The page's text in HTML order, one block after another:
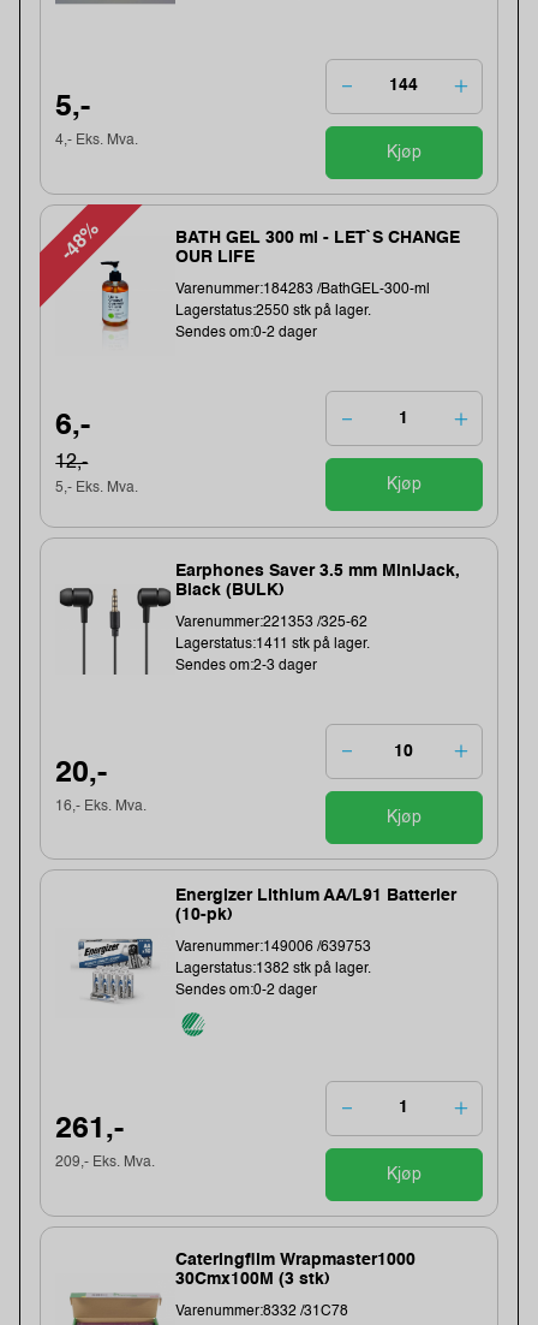
5,-
4,- Eks. Mva.
Kjøp
-48%
BATH GEL 300 ml - LET`S CHANGE
OUR LIFE
Varenummer:184283 /BathGEL-300-ml
Lagerstatus:2550 stk på lager.
Sendes om:0-2 dager
6,-
12,-
5,- Eks. Mva. Kjøp
Earphones Saver 3.5 mm MiniJack,
Black (BULK)
Varenummer:221353 /325-62
Lagerstatus:1411 stk på lager.
Sendes om:2-3 dager
20,-
16,- Eks. Mva.
Kjøp
Energizer Lithium AA/L91 Batterier
(10-pk)
Varenummer:149006 /639753
Lagerstatus:1382 stk på lager.
Sendes om:0-2 dager
261,-
209,- Eks. Mva.
Kjøp
Cateringfilm Wrapmaster1000
30Cmx100M (3 stk)
Varenummer:8332 /31C78